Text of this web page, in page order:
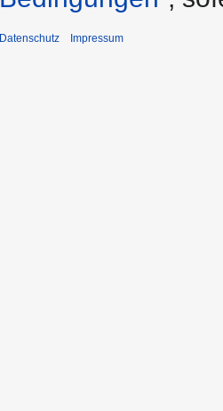
Datenschutz Impressum